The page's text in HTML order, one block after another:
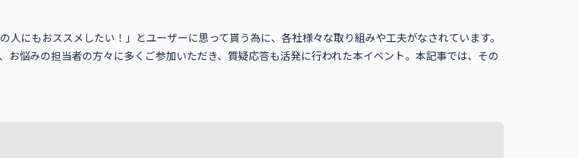
にもおススメしたい！」とユーザーに思って貰う為に、各社様々な取り組みや工夫がなされています。
お悩みの担当者の方々に多くご参加いただき、質疑応答も活発に行われた本イベント。本記事では、その